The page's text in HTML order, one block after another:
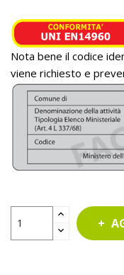
Nota bene il codice
viene richiesto e